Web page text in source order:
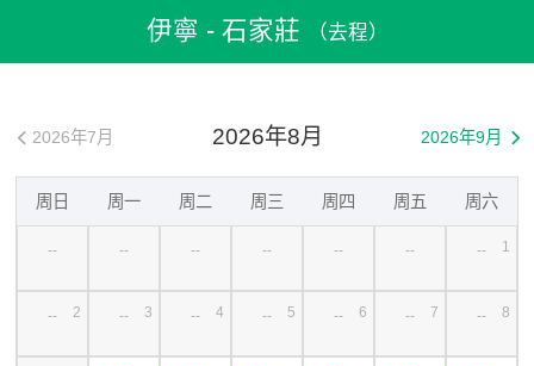
機票預訂 中國機票 伊寧機票
伊寧 - 石家莊 （去程）
2026年8月
 2026年7月 2026年9月 
周日 周一 周二 周三 周四 周五 周六
-- -- -- -- -- -- -- 1
-- 2 -- 3 -- 4 -- 5 -- 6 -- 7 -- 8